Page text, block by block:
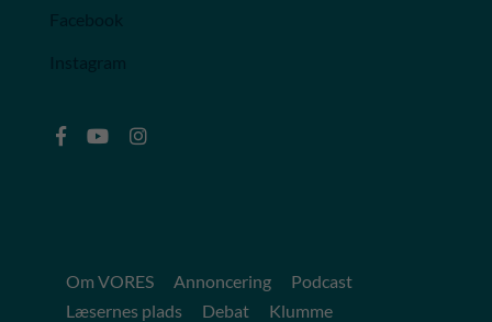
Om VORES Annoncering
Podcast
Læsernes plads
Debat Klumme